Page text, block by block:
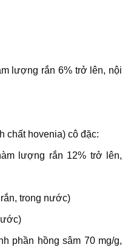
lượng rắn 6% trở lên, nội
chất hovenia) cô đặc:
lượng rắn 12% trở lên,
trong nước)
phần hồng sâm 70 mg/g,